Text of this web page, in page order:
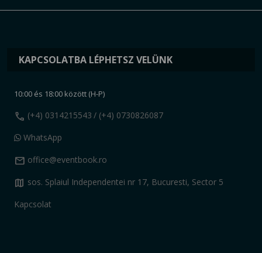
KAPCSOLATBA LÉPHETSZ VELÜNK
10:00 és 18:00 között (H-P)
call (+4) 0314215543 / (+4) 0730826087
WhatsApp
mail office@eventbook.ro
map sos. Splaiul Independentei nr 17, Bucuresti, Sector 5
Kapcsolat